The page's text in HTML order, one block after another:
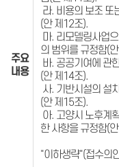
주요
내용
라. 비용의 보조 또
(안 제12조).
마. 리모델링사업
의 범위를 규정함(
바. 공공기여에 관
(안 제14조).
사. 기반시설의 설
(안 제15조).
아. 고양시 노후계
한 사항을 규정함(
"이하생략"(접수의